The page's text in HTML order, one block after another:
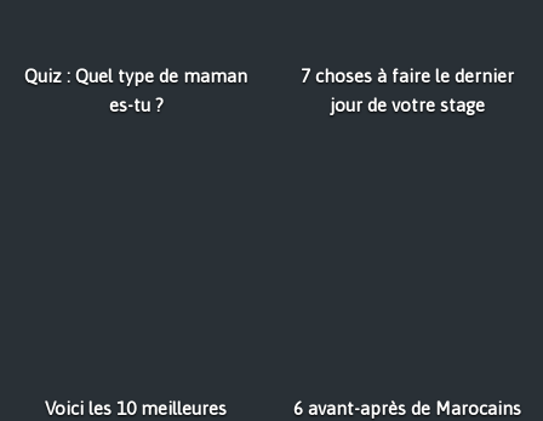
Quiz : Quel type de maman
es-tu ?
7 choses à faire le dernier
jour de votre stage
Voici les 10 meilleures
6 avant-après de Marocains